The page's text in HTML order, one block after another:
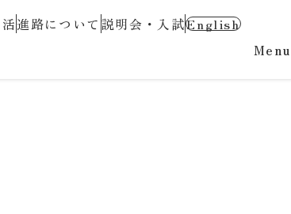
進路について 説明会・入試English
Menu